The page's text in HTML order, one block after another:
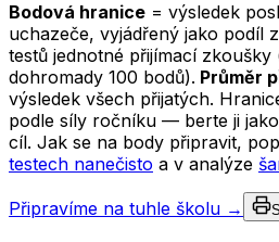
Bodová hranice = výsledek
uchazeče, vyjádřený jako podíl
testů jednotné přijímací zkoušky
dohromady 100 bodů). Průměr
výsledek všech přijatých.
podle síly ročníku — berte ji
cíl. Jak se na body připravit,
testech nanečisto a v analýze
Připravíme na tuhle školu →